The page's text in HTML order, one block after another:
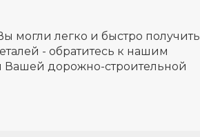
могли легко и быстро получить
- обратитесь к нашим
Вашей дорожно-строительной